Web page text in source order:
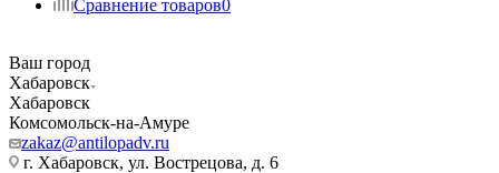
Сравнение товаров0
Ваш город
Хабаровск
Хабаровск
Комсомольск-на-Амуре
zakaz@antilopadv.ru
г. Хабаровск, ул. Вострецова, д. 6